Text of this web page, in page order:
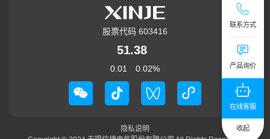
股票代码 603416
51.38
0.01 0.02%
隐私说明
联系方式
技术服务热
产品询价
提交您的需
在线客服
收起